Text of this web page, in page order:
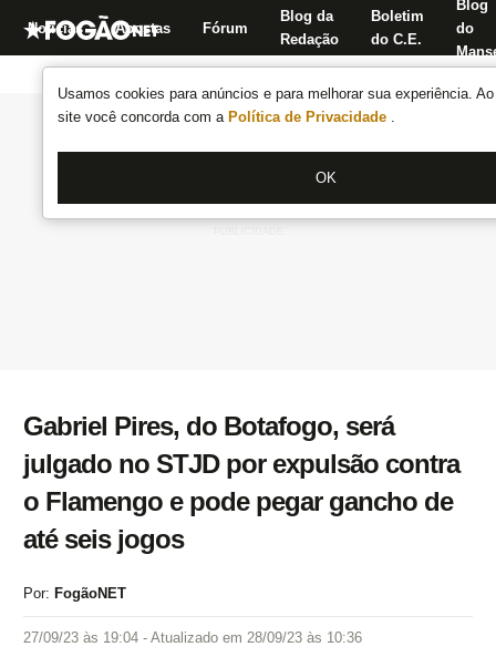
Usamos cookies para anúncios e para melhorar sua experiência.
site você concorda com a Política de Privacidade .
OK
Notícias Apostas Fórum
Blog da
Redação
Boletim
do C.E.
Blog
do
Gabriel Pires, do Botafogo, será
julgado no STJD por expulsão contra
o Flamengo e pode pegar gancho de
até seis jogos
Por: FogãoNET
27/09/23 às 19:04 - Atualizado em 28/09/23 às 10:36